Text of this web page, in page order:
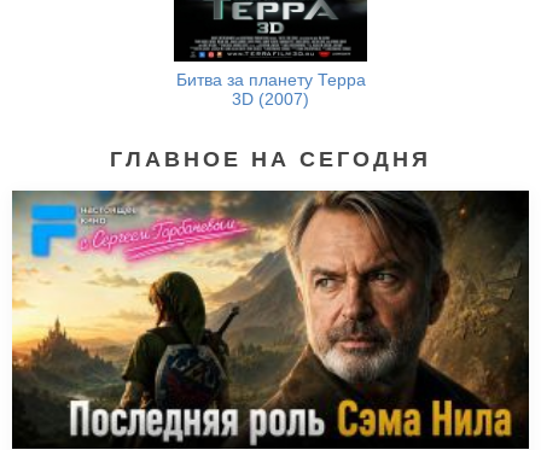
Битва за планету Терра
3D (2007)
ГЛАВНОЕ НА СЕГОДНЯ